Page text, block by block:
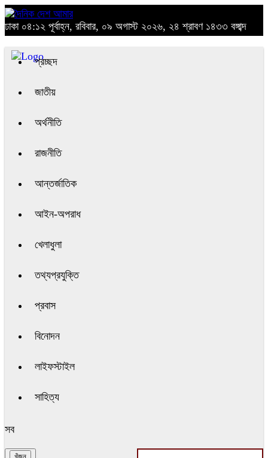
ঢাকা ০৪:১২ পূর্বাহ্ন, রবিবার, ০৯ অগাস্ট ২০২৬, ২৪ শ্রাবণ ১৪৩৩ বঙ্গাব্দ
প্রচ্ছদ
জাতীয়
অর্থনীতি
রাজনীতি
আন্তর্জাতিক
আইন-অপরাধ
খেলাধুলা
তথ্যপ্রযুক্তি
প্রবাস
বিনোদন
লাইফস্টাইল
সাহিত্য
সব